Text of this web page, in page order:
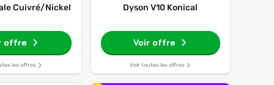
Cuivré/Nickel
offre
les offres
Dyson V10 Konical
Voir offre
Voir toutes les offres